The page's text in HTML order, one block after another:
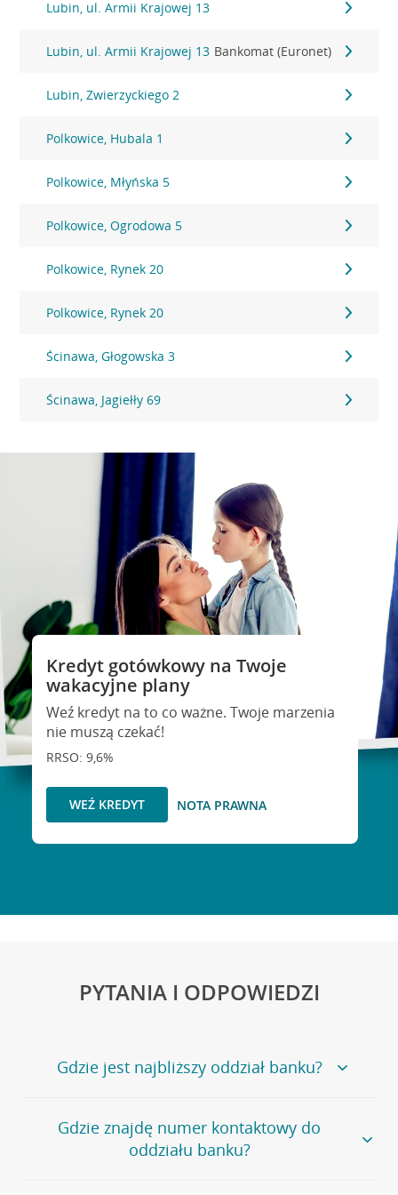
Lubin, ul. Armii Krajowej 13
Lubin, ul. Armii Krajowej 13 Bankomat (Euronet)
Lubin, Zwierzyckiego 2
Polkowice, Hubala 1
Polkowice, Młyńska 5
Polkowice, Ogrodowa 5
Polkowice, Rynek 20
Polkowice, Rynek 20
Ścinawa, Głogowska 3
Ścinawa, Jagiełły 69
Kredyt gotówkowy na Twoje
wakacyjne plany
Weź kredyt na to co ważne. Twoje marzenia
nie muszą czekać!
RRSO: 9,6%
WEŹ KREDYT NOTA PRAWNA
PYTANIA I ODPOWIEDZI
Gdzie jest najbliższy oddział banku?
Jeśli szukasz oddziału naszego banku, zapraszamy na
stronęPlacówki i bankomaty, na której znajduje się
wygodna wyszukiwarka.
Gdzie znajdę numer kontaktowy do
oddziału banku?